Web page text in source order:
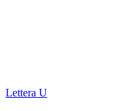
Lettera U